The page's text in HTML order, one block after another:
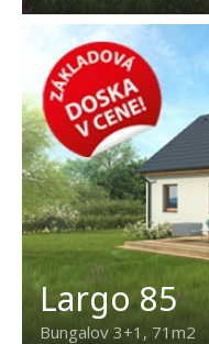
Largo 85
Bungalov 3+1, 71m2